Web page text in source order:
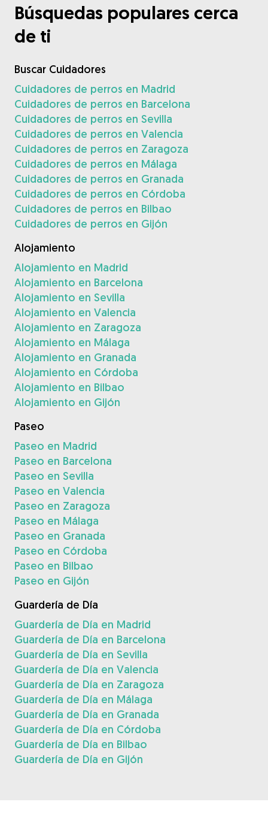
Búsquedas populares cerca
de ti
Buscar Cuidadores
Cuidadores de perros en Madrid
Cuidadores de perros en Barcelona
Cuidadores de perros en Sevilla
Cuidadores de perros en Valencia
Cuidadores de perros en Zaragoza
Cuidadores de perros en Málaga
Cuidadores de perros en Granada
Cuidadores de perros en Córdoba
Cuidadores de perros en Bilbao
Cuidadores de perros en Gijón
Alojamiento
Alojamiento en Madrid
Alojamiento en Barcelona
Alojamiento en Sevilla
Alojamiento en Valencia
Alojamiento en Zaragoza
Alojamiento en Málaga
Alojamiento en Granada
Alojamiento en Córdoba
Alojamiento en Bilbao
Alojamiento en Gijón
Paseo
Paseo en Madrid
Paseo en Barcelona
Paseo en Sevilla
Paseo en Valencia
Paseo en Zaragoza
Paseo en Málaga
Paseo en Granada
Paseo en Córdoba
Paseo en Bilbao
Paseo en Gijón
Guardería de Día
Guardería de Día en Madrid
Guardería de Día en Barcelona
Guardería de Día en Sevilla
Guardería de Día en Valencia
Guardería de Día en Zaragoza
Guardería de Día en Málaga
Guardería de Día en Granada
Guardería de Día en Córdoba
Guardería de Día en Bilbao
Guardería de Día en Gijón